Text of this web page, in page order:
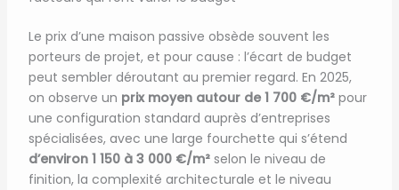
Le prix d’une maison passive obsède souvent les
porteurs de projet, et pour cause : l’écart de budget
peut sembler déroutant au premier regard. En 2025,
on observe un prix moyen autour de 1 700 €/m²pour
une configuration standard auprès d’entreprises
spécialisées, avec une large fourchette qui s’étend
d’environ 1 150 à 3 000 €/m²selon le niveau de
finition, la complexité architecturale et le niveau